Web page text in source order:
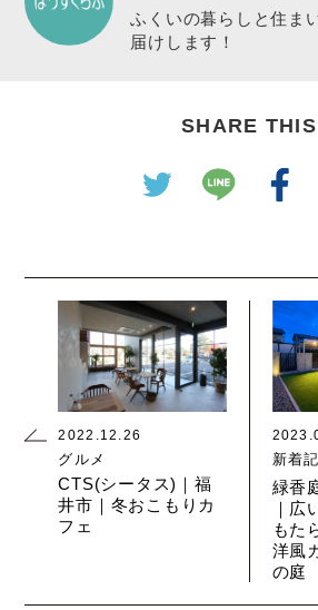
ふくいの暮らしと住ま
届けします！
SHARE THIS
2022.12.26
グルメ
CTS(シータス)｜福
井市｜冬おこもりカ
フェ
新着
緑香
｜広
もた
洋風
の庭